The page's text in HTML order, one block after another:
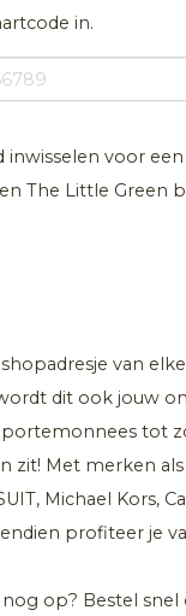
in.
inwisselen voor
The Little Green
van
dit ook jouw
portemonnees tot
zit! Met merken als
Michael Kors,
profiteer je
op? Bestel